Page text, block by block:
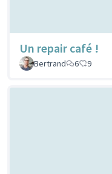
Un repair café !
Bertrand
6 9